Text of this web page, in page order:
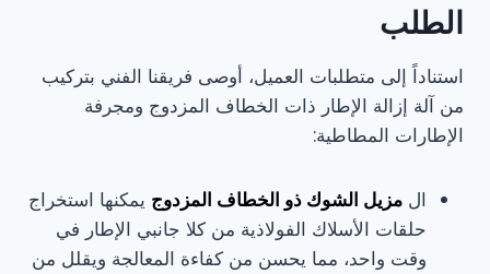
الطلب
استناداً إلى متطلبات العميل، أوصى فريقنا الفني بتركيب
من آلة إزالة الإطار ذات الخطاف المزدوج ومجرفة
الإطارات المطاطية:
ال مزيل الشوك ذو الخطاف المزدوج يمكنها استخراج
حلقات الأسلاك الفولاذية من كلا جانبي الإطار في
وقت واحد، مما يحسن من كفاءة المعالجة ويقلل من